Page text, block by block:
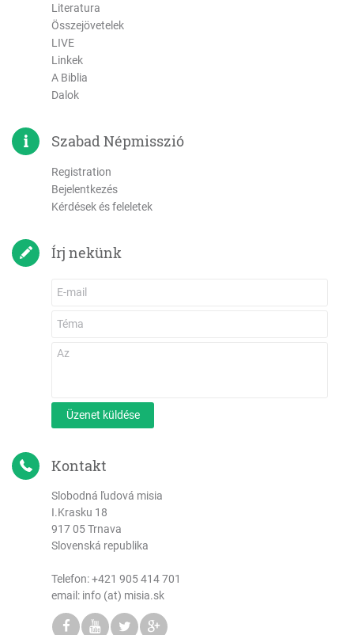
Literatura
Összejövetelek
LIVE
Linkek
A Biblia
Dalok
Szabad Népmisszió
Registration
Bejelentkezés
Kérdések és feleletek
Írj nekünk
Üzenet küldése
Kontakt
Slobodná ľudová misia
I.Krasku 18
917 05 Trnava
Slovenská republika
Telefon:+421 905 414 701
email: info (at) misia.sk